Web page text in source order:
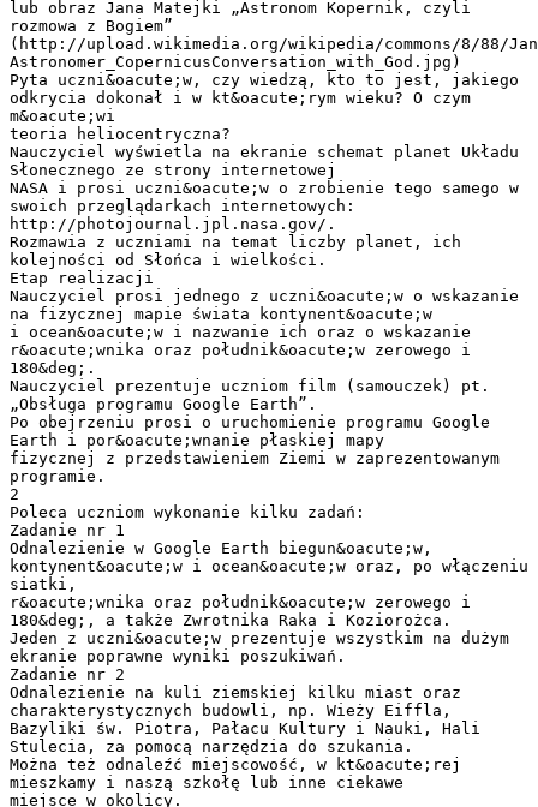
lub obraz Jana Matejki „Astronom Kopernik, czyli
rozmowa z Bogiem”
(http://upload.wikimedia.org/wikipedia/commons/8/88/
Astronomer_CopernicusConversation_with_God.jpg)
Pyta uczni&oacute;w, czy wiedzą, kto to jest, jakiego
odkrycia dokonał i w kt&oacute;rym wieku? O czym
m&oacute;wi
teoria heliocentryczna?
Nauczyciel wyświetla na ekranie schemat planet Układu
Słonecznego ze strony internetowej
NASA i prosi uczni&oacute;w o zrobienie tego samego w
swoich przeglądarkach internetowych:
http://photojournal.jpl.nasa.gov/.
Rozmawia z uczniami na temat liczby planet, ich
kolejności od Słońca i wielkości.
Etap realizacji
Nauczyciel prosi jednego z uczni&oacute;w o wskazanie
na fizycznej mapie świata kontynent&oacute;w
i ocean&oacute;w i nazwanie ich oraz o wskazanie
r&oacute;wnika oraz południk&oacute;w zerowego i
180&deg;.
Nauczyciel prezentuje uczniom film (samouczek) pt.
„Obsługa programu Google Earth”.
Po obejrzeniu prosi o uruchomienie programu Google
Earth i por&oacute;wnanie płaskiej mapy
fizycznej z przedstawieniem Ziemi w zaprezentowanym
programie.
2
Poleca uczniom wykonanie kilku zadań:
Zadanie nr 1
Odnalezienie w Google Earth biegun&oacute;w,
kontynent&oacute;w i ocean&oacute;w oraz, po włączeniu
siatki,
r&oacute;wnika oraz południk&oacute;w zerowego i
180&deg;, a także Zwrotnika Raka i Koziorożca.
Jeden z uczni&oacute;w prezentuje wszystkim na dużym
ekranie poprawne wyniki poszukiwań.
Zadanie nr 2
Odnalezienie na kuli ziemskiej kilku miast oraz
charakterystycznych budowli, np. Wieży Eiffla,
Bazyliki św. Piotra, Pałacu Kultury i Nauki, Hali
Stulecia, za pomocą narzędzia do szukania.
Można też odnaleźć miejscowość, w kt&oacute;rej
mieszkamy i naszą szkołę lub inne ciekawe
miejsce w okolicy.